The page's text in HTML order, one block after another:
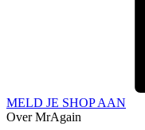
MELD JE SHOP AAN
Over MrAgain